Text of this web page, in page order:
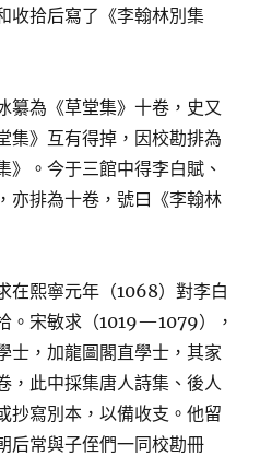
收拾后寫了《李翰林別集
纂為《草堂集》十卷，史又
集》互有得掉，因校勘排為
》。今于三館中得李白賦、
亦排為十卷，號曰《李翰林
在熙寧元年（1068）對李白
。宋敏求（1019—1079），
士，加龍圖閣直學士，其家
，此中採集唐人詩集、後人
抄寫別本，以備收支。他留
后常與子侄們一同校勘冊